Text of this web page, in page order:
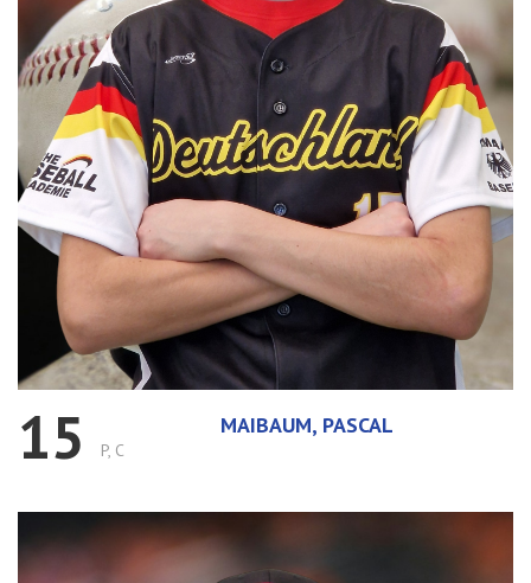
15 MAIBAUM, PASCAL
P, C